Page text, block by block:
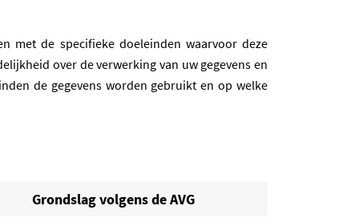
met de specifieke doeleinden waarvoor deze
over de verwerking van uw gegevens en
de gegevens worden gebruikt en op welke
Grondslag volgens de AVG